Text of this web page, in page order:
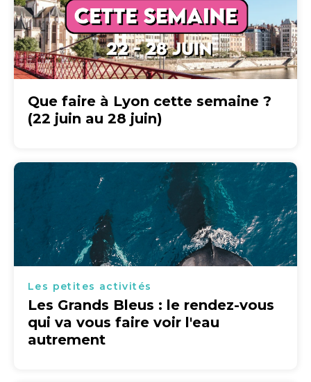
Que faire à Lyon cette semaine ?
(22 juin au 28 juin)
Les petites activités
Les Grands Bleus : le rendez-vous
qui va vous faire voir l'eau
autrement